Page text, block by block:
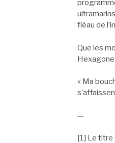
fléau de
Que les
Hexagone
« Ma
—
[1] Le titre